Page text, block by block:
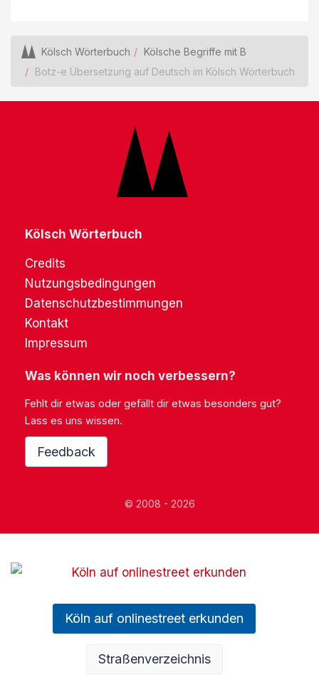
Kölsch Wörterbuch
Kölsche Begriffe mit B
Botz-e Übersetzung auf Deutsch im Kölsch Wörterbuch
Kölsch Wörterbuch
Credits
Nutzungsbedingungen
Datenschutzbestimmungen
Kontakt
Impressum
Was können wir noch verbessern?
Fehlt dir etwas oder gefällt dir etwas besonders gut?
Lass es uns wissen.
Feedback
© 2008 - 2026
Köln auf onlinestreet erkunden
Straßenverzeichnis